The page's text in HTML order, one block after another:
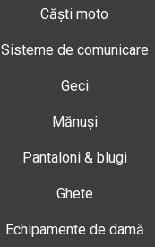
Căști moto
Sisteme de comunicare
Geci
Mănuși
Pantaloni & blugi
Ghete
Echipamente de damă